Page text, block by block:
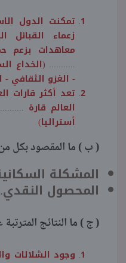
تمكنت الدول
زعماء القبائل
معاهدات بزعم
........... (الخداع
- الغزو الثقافي -
تعد أكثر قارات
العالم قارة
أستراليا)
( ب ) ما المقصود بكل
المشكلة
المحصول النقدي.
( ج ) ما النتائج
وجود الشلالات